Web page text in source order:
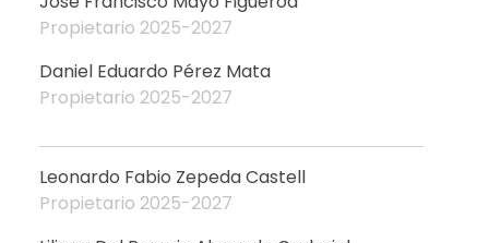
Propietario 2025-2027
Daniel Eduardo Pérez Mata
Propietario 2025-2027
Leonardo Fabio Zepeda Castell
Propietario 2025-2027